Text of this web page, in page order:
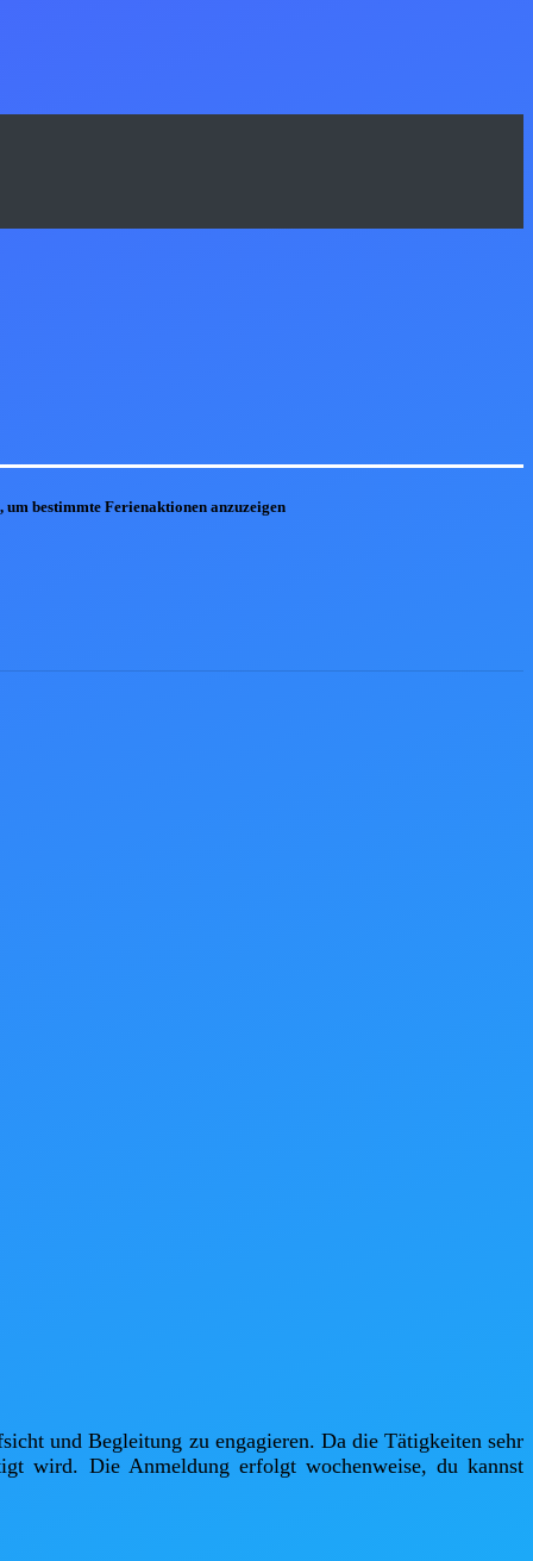
um bestimmte Ferienaktionen anzuzeigen
und Begleitung zu engagieren. Da die Tätigkeiten sehr
wird. Die Anmeldung erfolgt wochenweise, du kannst